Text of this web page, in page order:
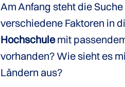
Am Anfang steht die
verschiedene Faktoren in
Hochschulemit
vorhanden? Wie sieht es
Ländern aus?